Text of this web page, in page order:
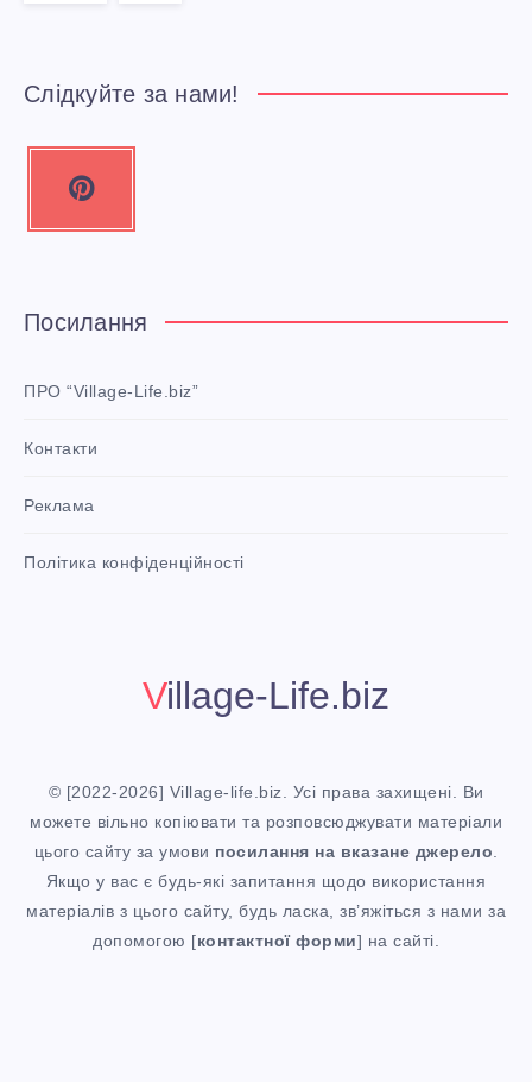
И
Н
О
М
Т
Л
И
М
О
Слідкуйте за нами!
e
e
i
i
Посилання
ПРО “Village-Life.biz”
Контакти
Реклама
Політика конфіденційності
Village-Life.biz
© [2022-2026] Village-life.biz. Усі права захищені. Ви
можете вільно копіювати та розповсюджувати матеріали
цього сайту за умови посилання на вказане джерело.
Якщо у вас є будь-які запитання щодо використання
матеріалів з цього сайту, будь ласка, зв’яжіться з нами за
допомогою [контактної форми] на сайті.